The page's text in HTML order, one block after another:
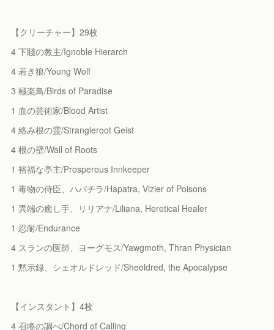
【クリーチャー】29枚
4 下賤の教主/Ignoble Hierarch
4 若き狼/Young Wolf
3 極楽鳥/Birds of Paradise
1 血の芸術家/Blood Artist
4 絡み根の霊/Strangleroot Geist
4 根の壁/Wall of Roots
1 裕福な亭主/Prosperous Innkeeper
1 毒物の侍臣、ハパチラ/Hapatra, Vizier of Poisons
1 異端の癒し手、リリアナ/Liliana, Heretical Healer
1 忍耐/Endurance
4 スランの医師、ヨーグモス/Yawgmoth, Thran Physician
1 黙示録、シェオルドレッド/Sheoldred, the Apocalypse
【インスタント】4枚
4 召喚の調べ/Chord of Calling